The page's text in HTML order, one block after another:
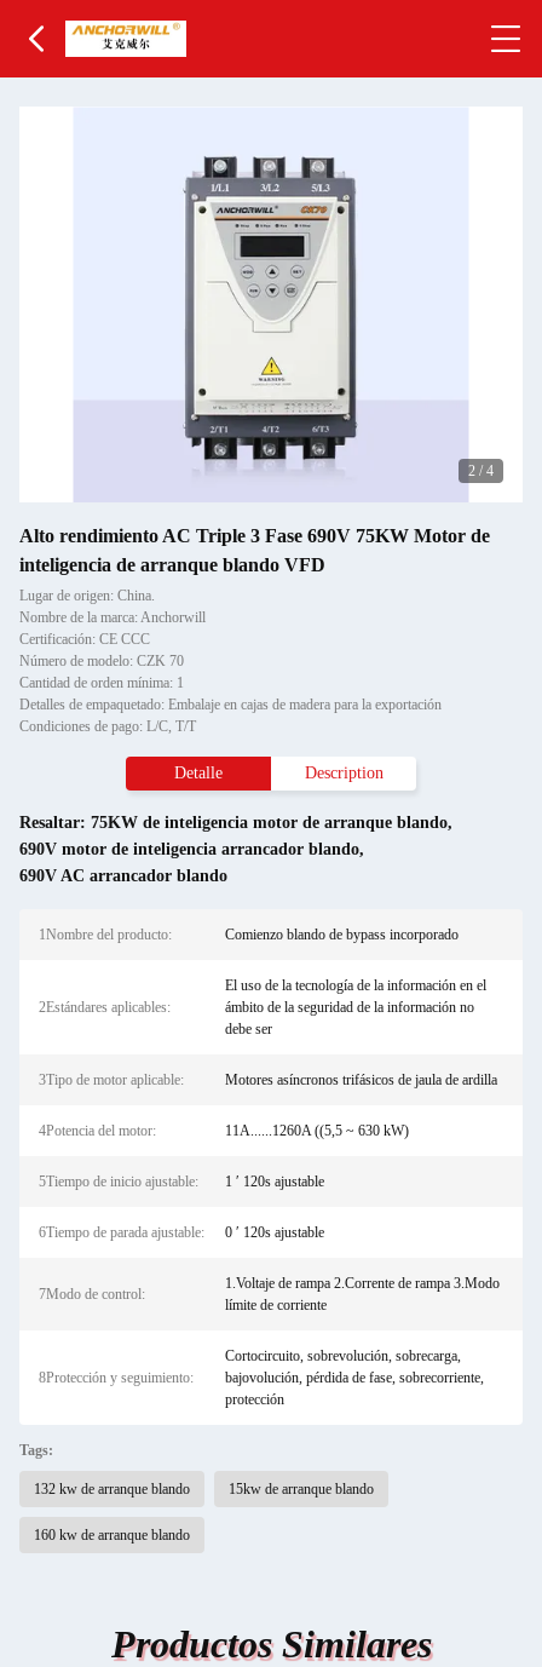
3 / 4
Alto rendimiento AC Triple 3 Fase 690V 75KW Motor de
inteligencia de arranque blando VFD
Lugar de origen: China.
Nombre de la marca: Anchorwill
Certificación: CE CCC
Número de modelo: CZK 70
Cantidad de orden mínima: 1
Detalles de empaquetado: Embalaje en cajas de madera para la exportación
Condiciones de pago: L/C, T/T
Detalle Description
Resaltar: 75KW de inteligencia motor de arranque blando,
690V motor de inteligencia arrancador blando,
690V AC arrancador blando
1Nombre del producto: Comienzo blando de bypass incorporado
2Estándares aplicables:
El uso de la tecnología de la información en el
ámbito de la seguridad de la información no
debe ser
3Tipo de motor aplicable: Motores asíncronos trifásicos de jaula de ardilla
4Potencia del motor: 11A......1260A ((5,5 ~ 630 kW)
5Tiempo de inicio ajustable: 1 ′ 120s ajustable
6Tiempo de parada ajustable: 0 ′ 120s ajustable
7Modo de control:
1.Voltaje de rampa 2.Corrente de rampa 3.Modo
límite de corriente
8Protección y seguimiento:
Cortocircuito, sobrevolución, sobrecarga,
bajovolución, pérdida de fase, sobrecorriente,
protección
Tags:
132 kw de arranque blando 15kw de arranque blando
160 kw de arranque blando
Productos Similares